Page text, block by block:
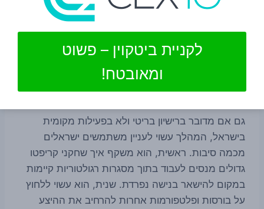
כיוון: Coinbase לא רוצה להיות תלויה רק בגל הבא של
למה זה חשוב גם לקוראים
בישראל
גם אם מדובר ברישיון בריטי ולא בפעילות מקומית
בישראל, המהלך עשוי לעניין משתמשים ישראלים
מכמה סיבות. ראשית, הוא משקף איך שחקני קריפטו
גדולים מנסים לעבוד בתוך מסגרות רגולטוריות קיימות
במקום להישאר בנישה נפרדת. שנית, הוא עשוי ללחוץ
על בורסות ופלטפורמות אחרות להרחיב את ההיצע
לקניית ביטקוין – פשוט
ומאובטח!